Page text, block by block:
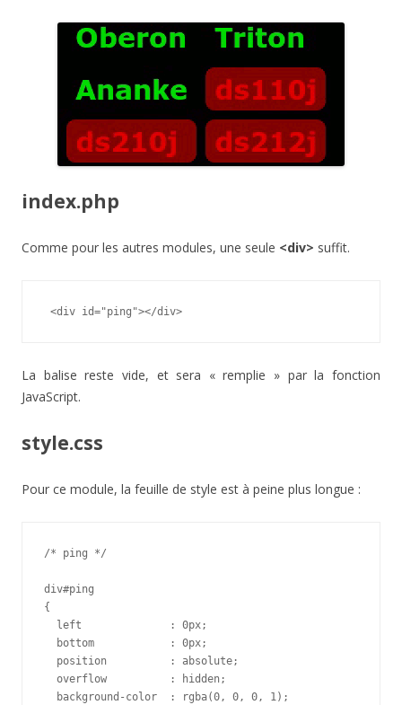
index.php
Comme pour les autres modules, une seule <div> suffit.
<div id="ping"></div>
La balise reste vide, et sera « remplie » par la fonction
JavaScript.
style.css
Pour ce module, la feuille de style est à peine plus longue :
/* ping */
div#ping
{
left              : 0px;
bottom            : 0px;
position          : absolute;
overflow          : hidden;
background-color  : rgba(0, 0, 0, 1);